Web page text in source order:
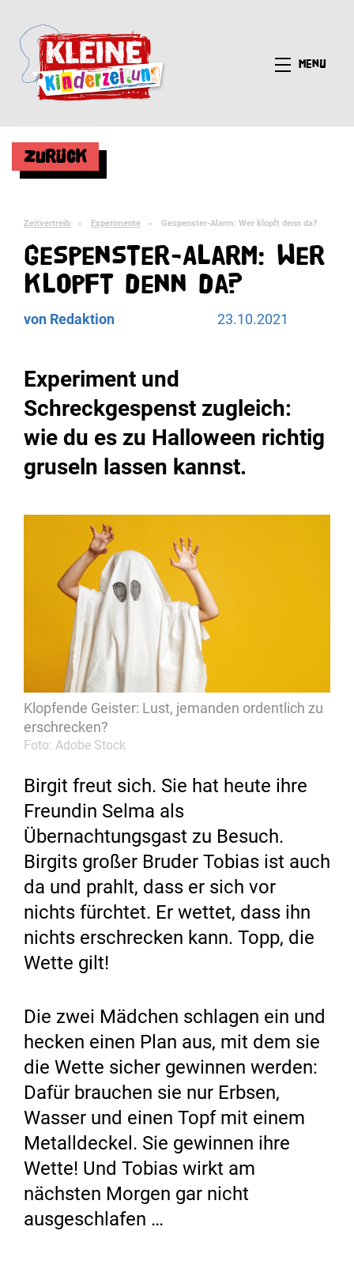
Menü
Zurück
Zeitvertreib ► Experimente ► Gespenster-Alarm: Wer klopft denn da?
Gespenster-Alarm: Wer
klopft denn da?
von Redaktion 23.10.2021
Experiment und
Schreckgespenst zugleich:
wie du es zu Halloween richtig
gruseln lassen kannst.
Klopfende Geister: Lust, jemanden ordentlich zu
erschrecken?
Foto: Adobe Stock
Birgit freut sich. Sie hat heute ihre
Freundin Selma als
Übernachtungsgast zu Besuch.
Birgits großer Bruder Tobias ist auch
da und prahlt, dass er sich vor
nichts fürchtet. Er wettet, dass ihn
nichts erschrecken kann. Topp, die
Wette gilt!
Die zwei Mädchen schlagen ein und
hecken einen Plan aus, mit dem sie
die Wette sicher gewinnen werden:
Dafür brauchen sie nur Erbsen,
Wasser und einen Topf mit einem
Metalldeckel. Sie gewinnen ihre
Wette! Und Tobias wirkt am
nächsten Morgen gar nicht
ausgeschlafen …